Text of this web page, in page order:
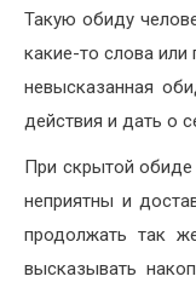
Такую обиду
какие-то слова или
невысказанная
действия и дать о
При скрытой обиде
неприятны и
продолжать так
высказывать